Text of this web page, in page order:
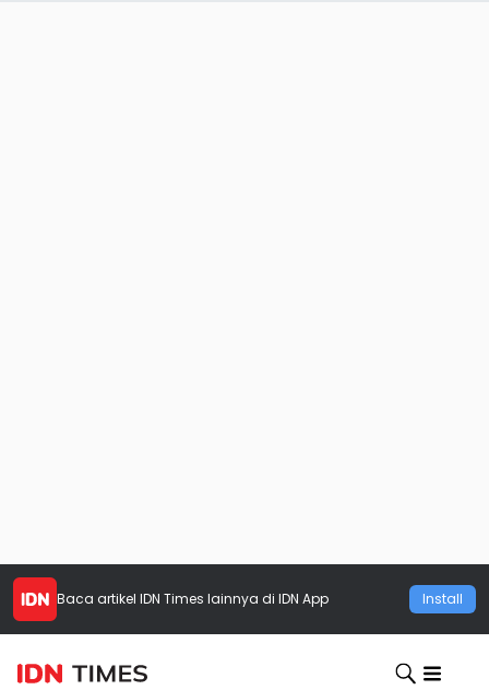
Baca artikel IDN Times lainnya di IDN App Install